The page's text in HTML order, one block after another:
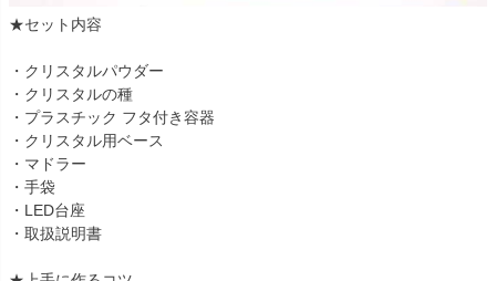
★セット内容
・クリスタルパウダー
・クリスタルの種
・プラスチック フタ付き容器
・クリスタル用ベース
・マドラー
・手袋
・LED台座
・取扱説明書